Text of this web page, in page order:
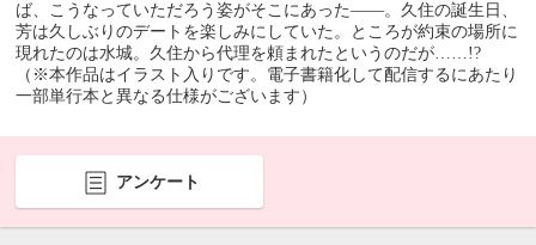
ば、こうなっていただろう姿がそこにあった――。久住の誕生日、
芳は久しぶりのデートを楽しみにしていた。ところが約束の場所に
現れたのは水城。久住から代理を頼まれたというのだが……!?
（※本作品はイラスト入りです。電子書籍化して配信するにあたり
一部単行本と異なる仕様がございます）
アンケート